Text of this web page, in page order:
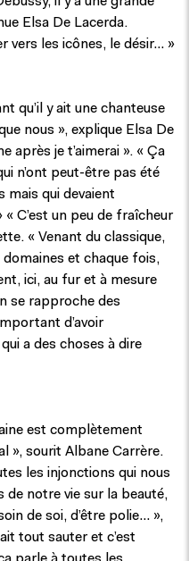
Elsa De Lacerda.
vers les icônes, le désir… »
qu’il y ait une chanteuse
nous », explique Elsa De
après je t’aimerai ». « Ça
n’ont peut-être pas été
mais qui devaient
C’est un peu de fraîcheur
« Venant du classique,
et chaque fois,
ici, au fur et à mesure
se rapproche des
d’avoir
a des choses à dire
est complètement
», sourit Albane Carrère.
les injonctions qui nous
notre vie sur la beauté,
de soi, d’être polie… »,
tout sauter et c’est